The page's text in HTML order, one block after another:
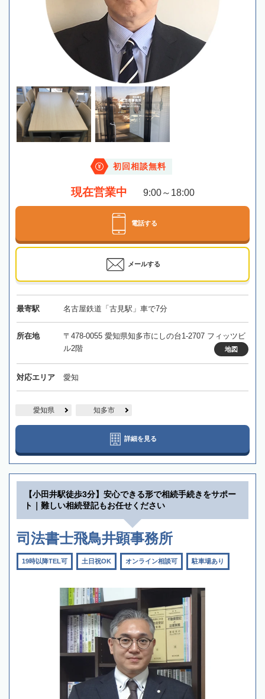
初回相談無料
現在営業中 9:00～18:00
電話する
メールする
最寄駅 名古屋鉄道「古見駅」車で7分
所在地
〒478-0055 愛知県知多市にしの台1-2707 フィッツビ
ル2階
地図
対応エリア 愛知
愛知県 知多市
詳細を見る
【小田井駅徒歩3分】安心できる形で相続手続きをサポー
ト｜難しい相続登記もお任せください
司法書士飛鳥井顕事務所
19時以降TEL可 土日祝OK オンライン相談可 駐車場あり